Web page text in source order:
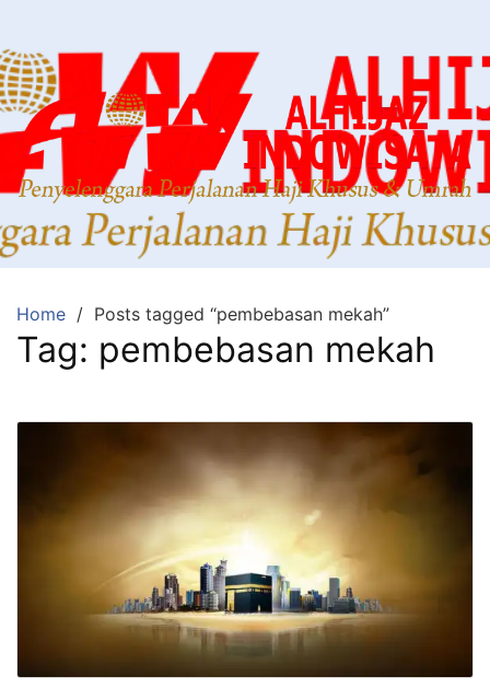
Home Posts tagged “pembebasan mekah”
Tag: pembebasan mekah